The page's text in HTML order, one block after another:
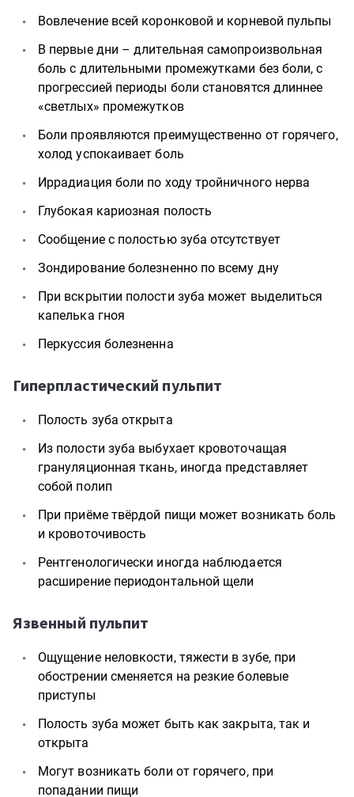
Вовлечение всей коронковой и корневой пульпы
В первые дни – длительная самопроизвольная
боль с длительными промежутками без боли, с
прогрессией периоды боли становятся длиннее
«светлых» промежутков
Боли проявляются преимущественно от горячего,
холод успокаивает боль
Иррадиация боли по ходу тройничного нерва
Глубокая кариозная полость
Сообщение с полостью зуба отсутствует
Зондирование болезненно по всему дну
При вскрытии полости зуба может выделиться
капелька гноя
Перкуссия болезненна
Гиперпластический пульпит
Полость зуба открыта
Из полости зуба выбухает кровоточащая
грануляционная ткань, иногда представляет
собой полип
При приёме твёрдой пищи может возникать боль
и кровоточивость
Рентгенологически иногда наблюдается
расширение периодонтальной щели
Язвенный пульпит
Ощущение неловкости, тяжести в зубе, при
обострении сменяется на резкие болевые
приступы
Полость зуба может быть как закрыта, так и
открыта
Могут возникать боли от горячего, при
попадании пищи